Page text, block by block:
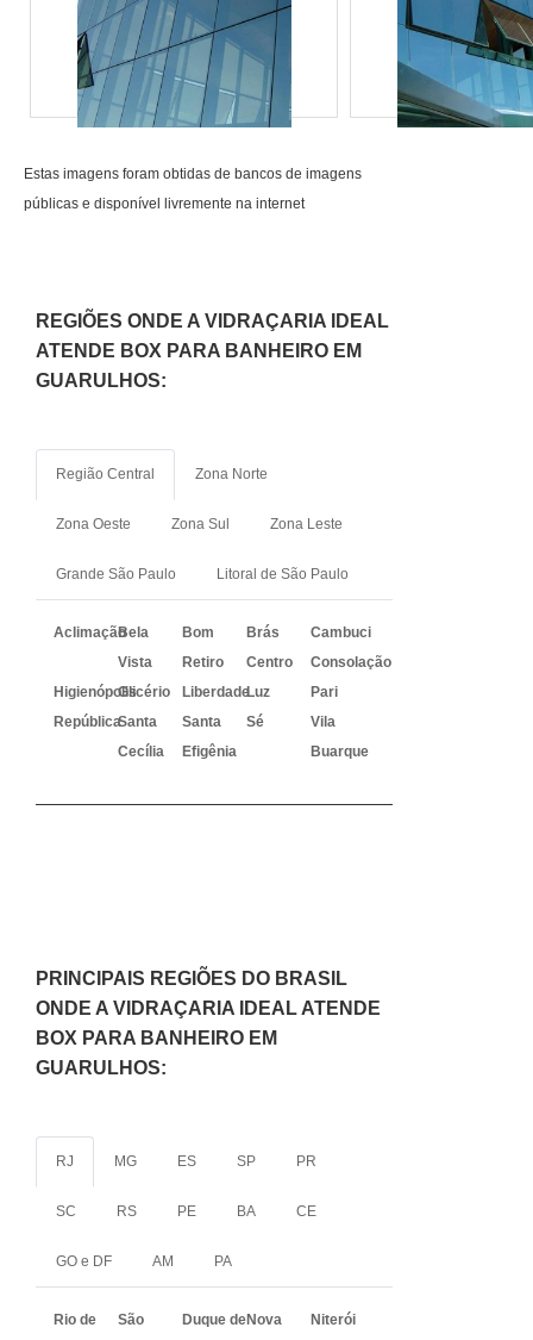
ponta..
atividades e equipamentos
de última geração em
alumínio. Tudo isso,
somado à performance de
de consultores associados e
profissionais com vasta
para todos os clientes..
Estas imagens foram obtidas de bancos de imagens
públicas e disponível livremente na internet
REGIÕES ONDE A VIDRAÇARIA IDEAL
ATENDE BOX PARA BANHEIRO EM
GUARULHOS:
Região Central Zona Norte
Zona Oeste Zona Sul Zona Leste
Grande São Paulo Litoral de São Paulo
AclimaçãoBela
Vista
Bom
Retiro
Brás
Cambuci
Centro
Consolação
HigienópolisGlicério LiberdadeLuz
Pari
RepúblicaSanta
Cecília
Santa
Efigênia
Sé
Vila
Buarque
PRINCIPAIS REGIÕES DO BRASIL
ONDE A VIDRAÇARIA IDEAL ATENDE
BOX PARA BANHEIRO EM
GUARULHOS:
RJ MG ES SP PR
SC RS PE BA CE
GO e DF AM PA
Rio de
São
Duque deNova
Niterói